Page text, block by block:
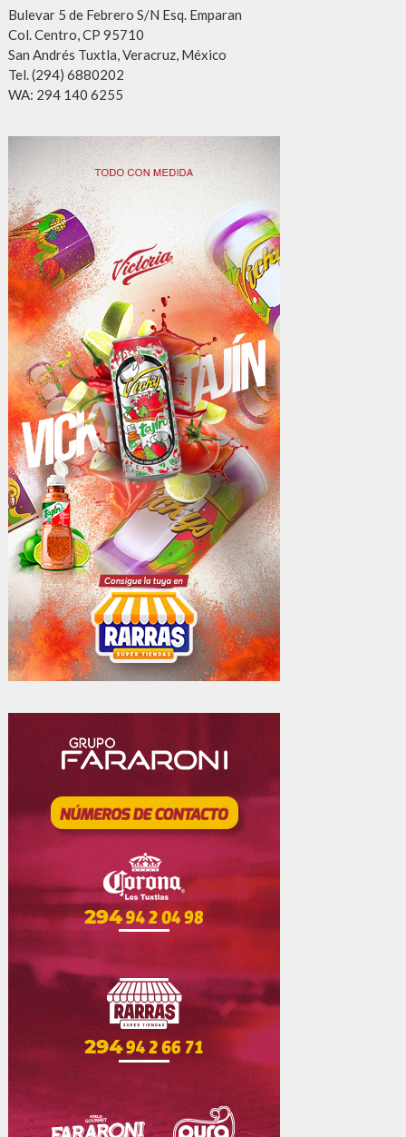
Bulevar 5 de Febrero S/N Esq. Emparan
Col. Centro, CP 95710
San Andrés Tuxtla, Veracruz, México
Tel. (294) 6880202
WA: 294 140 6255